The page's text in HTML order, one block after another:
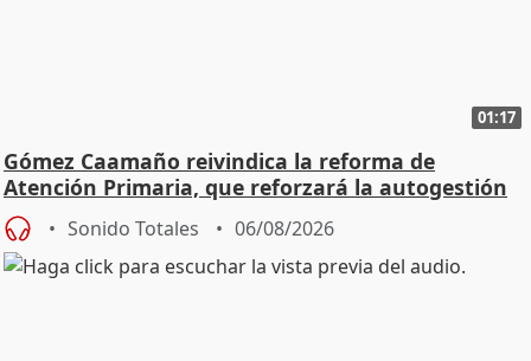
01:17
Gómez Caamaño reivindica la reforma de
Atención Primaria, que reforzará la autogestión
Sonido Totales 06/08/2026